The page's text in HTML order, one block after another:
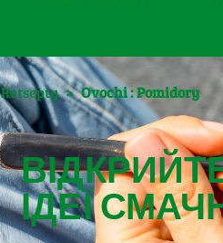
Retsepty > Ovochi : Pomidory
ІДЕЇ